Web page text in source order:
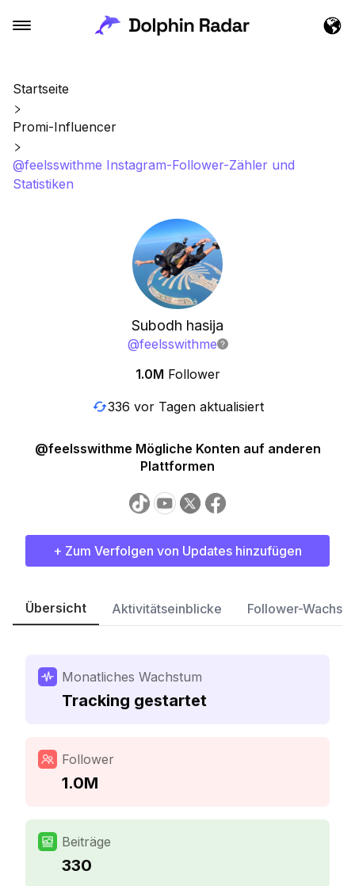
Startseite
Promi-Influencer
@feelsswithme Instagram-Follower-Zähler und
Statistiken
Subodh hasija
@feelsswithme
1.0M Follower
336 vor Tagen aktualisiert
@feelsswithme Mögliche Konten auf anderen
Plattformen
+ Zum Verfolgen von Updates hinzufügen
Übersicht Aktivitätseinblicke Follower-
Monatliches Wachstum
Tracking gestartet
Follower
1.0M
Beiträge
330